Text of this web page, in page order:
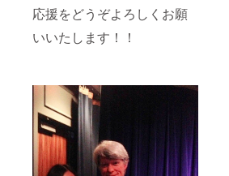
応援をどうぞよろしくお願
いいたします！！